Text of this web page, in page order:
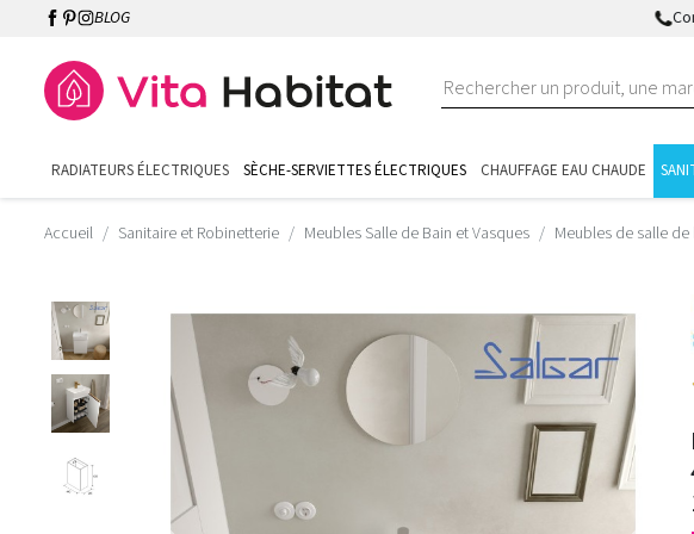
BLOG
RADIATEURS ÉLECTRIQUES SÈCHE-SERVIETTES ÉLECTRIQUES CHAUFFAGE EAU CHAUDE
Accueil Sanitaire et Robinetterie Meubles Salle de Bain et Vasques Meubles de salle de